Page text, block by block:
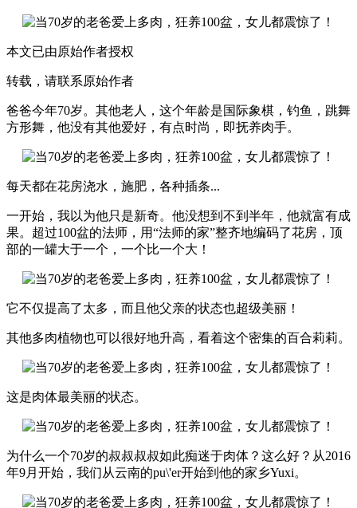
本文已由原始作者授权
转载，请联系原始作者
爸爸今年70岁。其他老人，这个年龄是国际象棋，钓鱼，跳舞
方形舞，他没有其他爱好，有点时尚，即抚养肉手。
每天都在花房浇水，施肥，各种插条...
一开始，我以为他只是新奇。他没想到不到半年，他就富有成
果。超过100盆的法师，用“法师的家”整齐地编码了花房，顶
部的一罐大于一个，一个比一个大！
它不仅提高了太多，而且他父亲的状态也超级美丽！
其他多肉植物也可以很好地升高，看着这个密集的百合莉莉。
这是肉体最美丽的状态。
为什么一个70岁的叔叔叔叔如此痴迷于肉体？这么好？从2016
年9月开始，我们从云南的pu\'er开始到他的家乡Yuxi。